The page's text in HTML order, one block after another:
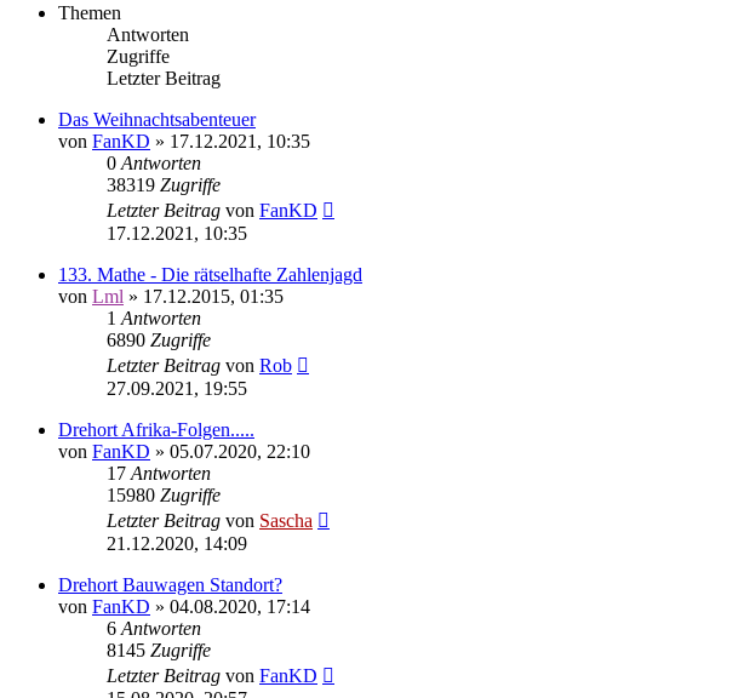
Themen
Antworten
Zugriffe
Letzter Beitrag
Das Weihnachtsabenteuer
von FanKD » 17.12.2021, 10:35
0 Antworten
38319 Zugriffe
Letzter Beitrag von FanKD
17.12.2021, 10:35
133. Mathe - Die rätselhafte Zahlenjagd
von Lml » 17.12.2015, 01:35
1 Antworten
6890 Zugriffe
Letzter Beitrag von Rob
27.09.2021, 19:55
Drehort Afrika-Folgen.....
von FanKD » 05.07.2020, 22:10
17 Antworten
15980 Zugriffe
Letzter Beitrag von Sascha
21.12.2020, 14:09
Drehort Bauwagen Standort?
von FanKD » 04.08.2020, 17:14
6 Antworten
8145 Zugriffe
Letzter Beitrag von FanKD